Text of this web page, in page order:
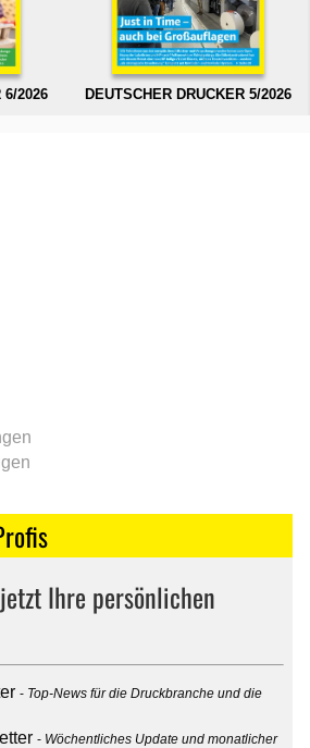
6/2026 DEUTSCHER DRUCKER 5/2026
Ihre persönlichen
Top-News für die Druckbranche und die
Wöchentliches Update und monatlicher